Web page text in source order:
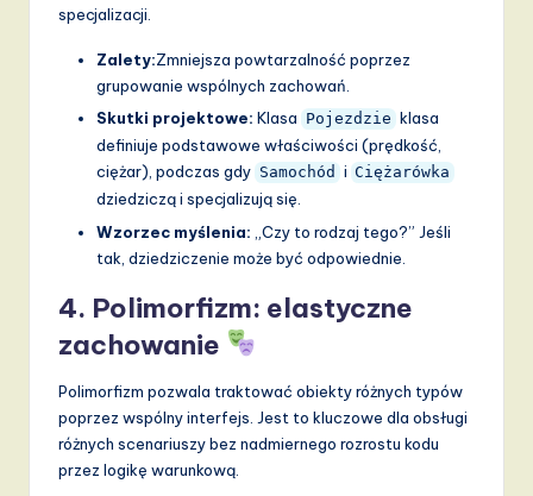
specjalizacji.
Zalety:Zmniejsza powtarzalność poprzez
grupowanie wspólnych zachowań.
Skutki projektowe: Klasa Pojezdzie klasa
definiuje podstawowe właściwości (prędkość,
ciężar), podczas gdy Samochód i Ciężarówka
dziedziczą i specjalizują się.
Wzorzec myślenia: „Czy to rodzaj tego?” Jeśli
tak, dziedziczenie może być odpowiednie.
4. Polimorfizm: elastyczne
zachowanie
Polimorfizm pozwala traktować obiekty różnych typów
poprzez wspólny interfejs. Jest to kluczowe dla obsługi
różnych scenariuszy bez nadmiernego rozrostu kodu
przez logikę warunkową.